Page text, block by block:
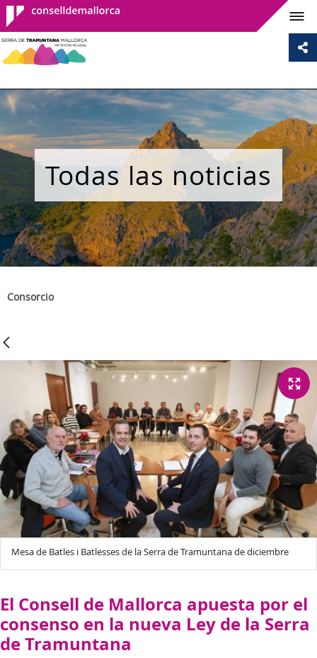
Consell de
Mallorca
Todas las noticias
Consorcio
Mesa de Batles i Batlesses de la Serra de Tramuntana de diciembre
El Consell de Mallorca apuesta por el
consenso en la nueva Ley de la Serra
de Tramuntana